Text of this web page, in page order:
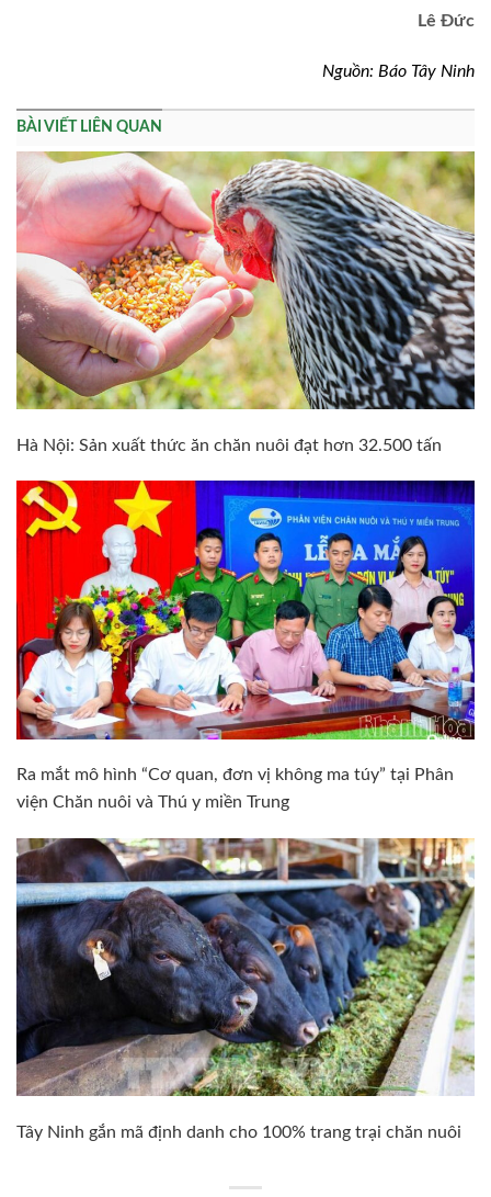
Lê Đức
Nguồn: Báo Tây Ninh
BÀI VIẾT LIÊN QUAN
Hà Nội: Sản xuất thức ăn chăn nuôi đạt hơn 32.500 tấn
Ra mắt mô hình “Cơ quan, đơn vị không ma túy” tại Phân
viện Chăn nuôi và Thú y miền Trung
Tây Ninh gắn mã định danh cho 100% trang trại chăn nuôi